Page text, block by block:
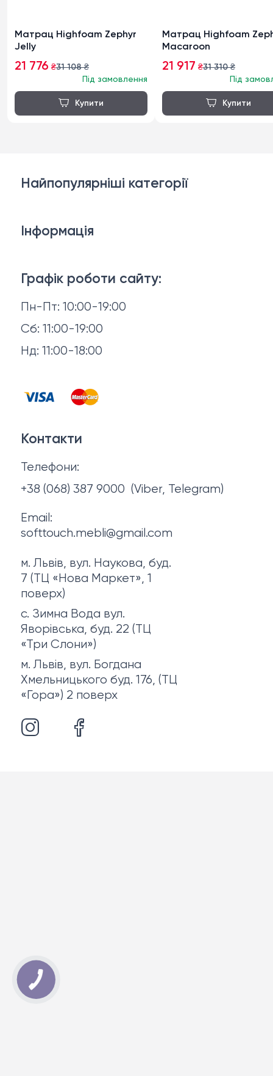
Матрац Highfoam Zephyr
Jelly
21 776 ₴31 108₴
Під замовлення
Матрац Highfoam
Macaroon
21 917 ₴31 310₴
Під
Графік роботи сайту:
Пн-Пт: 10:00-19:00
Сб: 11:00-19:00
Нд: 11:00-18:00
Найпопулярніші категорії
Матраци
Аксесуари для сну
Тумби та комоди
Інформація
Повернення й обмін
Відгуки
Контакти
Політика конфіденційності
Контакти
Телефони:
+38 (068) 387 9000 (Viber, Telegram)
Email:
softtouch.mebli@gmail.com
м. Львів, вул. Наукова, буд.
7 (ТЦ «Нова Маркет», 1
поверх)
с. Зимна Вода вул.
Яворівська, буд. 22 (ТЦ
«Три Слони»)
м. Львів, вул. Богдана
Хмельницького буд. 176, (ТЦ
«Гора») 2 поверх